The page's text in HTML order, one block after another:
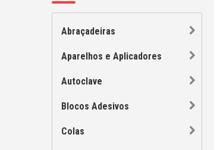
Abraçadeiras
Aparelhos e Aplicadores
Autoclave
Blocos Adesivos
Colas